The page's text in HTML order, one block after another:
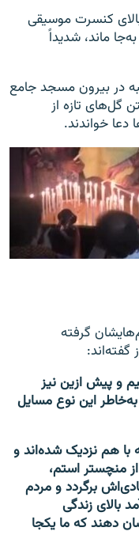
کنسرت موسیقی
ماند، شدیداً
در بیرون مسجد جامع
گل‌های تازه از
دعا خواندند.
گرفته
و پیش ازین نیز
این نوع مسایل
هم نزدیک شده‌اند و
منچستر استم،
برگردد و مردم
بالای زندگی
دهند که ما یکجا